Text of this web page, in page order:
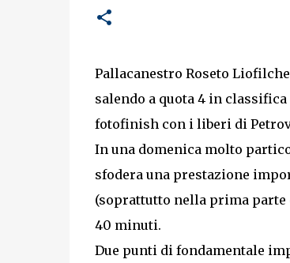
Pallacanestro Roseto
salendo a quota 4 in
fotofinish con i liberi di
In una domenica molto
sfodera una prestazione
(soprattutto nella prima
40 minuti.
Due punti di fondamentale